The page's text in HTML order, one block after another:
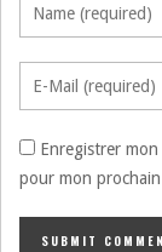
Enregistrer
pour mon